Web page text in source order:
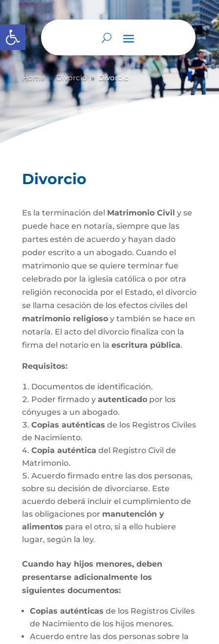
Abrir barra de herramientas
Home 9 Divorcio 9 Divorcio
Divorcio
Es la terminación del Matrimonio Civil y se
puede hace en notaría, siempre que las
partes estén de acuerdo y hayan dado
poder escrito a un abogado. Cuando el
matrimonio que se quiere terminar fue
celebrado por la iglesia católica o por otra
religión reconocida por el Estado, el divorcio
se llama cesación de los efectos civiles del
matrimonio religiosoy también se hace en
notaría. El acto del divorcio finaliza con la
firma del notario en la escritura pública.
Requisitos:
Documentos de identificación.
Poder firmado y autenticadopor los
cónyuges a un abogado.
Copias auténticas de los Registros Civiles
de Nacimiento.
Copia auténtica del Registro Civil de
Matrimonio.
Acuerdo firmado entre las dos personas,
sobre su decisión de divorciarse. Este
acuerdo deberá incluir el cumplimiento de
las obligaciones por manutención y
alimentos para el otro, si a ello hubiere
lugar, según la ley.
Cuando hay hijos menores, deben
presentarse adicionalmente los
siguientes documentos:
Copias auténticas de los Registros Civiles
de Nacimiento de los hijos menores.
Acuerdo entre las dos personas sobre la